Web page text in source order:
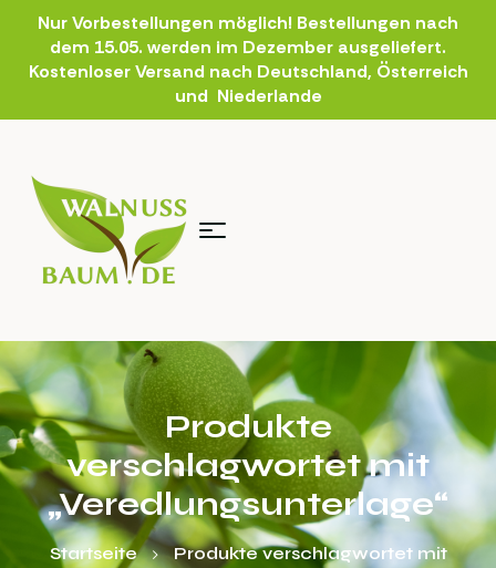
Nur Vorbestellungen möglich! Bestellungen nach
dem 15.05. werden im Dezember ausgeliefert.
Kostenloser Versand nach Deutschland, Österreich
und Niederlande
Produkte
verschlagwortet mit
„Veredlungsunterlage“
Startseite
Produkte verschlagwortet mit